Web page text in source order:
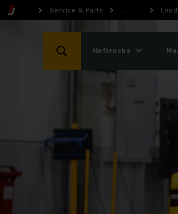
Service & Parts ...
Heftrucks